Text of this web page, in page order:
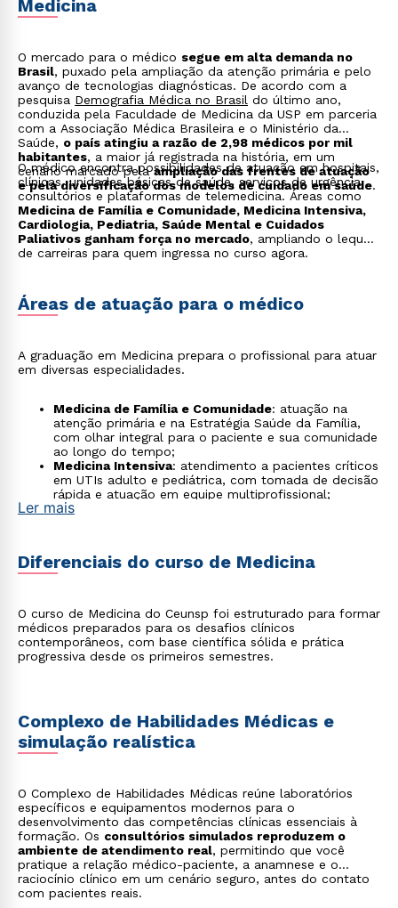
Medicina
O mercado para o médico segue em alta demanda no
Brasil, puxado pela ampliação da atenção primária e pelo
avanço de tecnologias diagnósticas. De acordo com a
pesquisa Demografia Médica no Brasil do último ano,
conduzida pela Faculdade de Medicina da USP em parceria
com a Associação Médica Brasileira e o Ministério da
Saúde, o país atingiu a razão de 2,98 médicos por mil
habitantes, a maior já registrada na história, em um
cenário marcado pelaampliação das frentes de atuação
e pela diversificação dos modelos de cuidado em saúde.
O médico encontra possibilidades de atuação em hospitais,
clínicas, unidades básicas de saúde, serviços de urgência,
consultórios e plataformas de telemedicina. Áreas como
Medicina de Família e Comunidade, Medicina Intensiva,
Cardiologia, Pediatria, Saúde Mental e Cuidados
Paliativos ganham força no mercado, ampliando o leque
de carreiras para quem ingressa no curso agora.
Áreas de atuação para o médico
A graduação em Medicina prepara o profissional para atuar
em diversas especialidades.
Medicina de Família e Comunidade: atuação na
atenção primária e na Estratégia Saúde da Família,
com olhar integral para o paciente e sua comunidade
ao longo do tempo;
Medicina Intensiva: atendimento a pacientes críticos
em UTIs adulto e pediátrica, com tomada de decisão
rápida e atuação em equipe multiprofissional;
Medicina de Urgência e Emergência
de transtornos psíquicos, com atuação em
Telemedicina
: atendimento remoto, segunda opinião
médica e monitoramento à distância, em modalidade
regulamentada pelo Conselho Federal de Medicina;
Saúde Pública e Gestão em Saúde: formulação e
condução de políticas e serviços de saúde, com
Ler mais
Diferenciais do curso de Medicina
O curso de Medicina do Ceunsp foi estruturado para formar
médicos preparados para os desafios clínicos
contemporâneos, com base científica sólida e prática
progressiva desde os primeiros semestres.
Complexo de Habilidades Médicas e
simulação realística
O Complexo de Habilidades Médicas reúne laboratórios
específicos e equipamentos modernos para o
desenvolvimento das competências clínicas essenciais à
formação. Os consultórios simulados reproduzem o
ambiente de atendimento real, permitindo que você
pratique a relação médico-paciente, a anamnese e o
raciocínio clínico em um cenário seguro, antes do contato
com pacientes reais.